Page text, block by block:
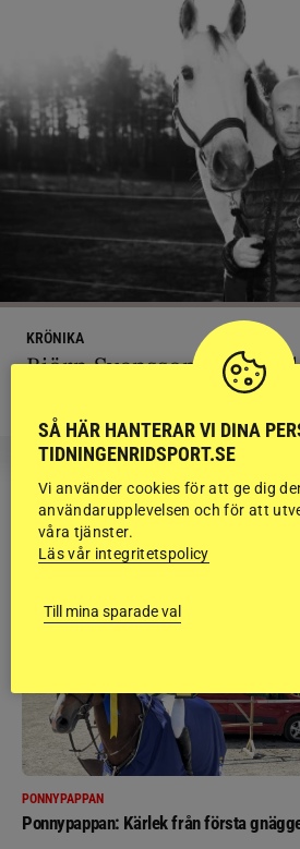
KRÖNIKA
Björn Svensson: ”Finns
grusrutorna på riktigt?”
BLOGGAR
PONNYPAPPAN
Ponnypappan: Kärlek från första
SÅ HÄR HANTERAR VI DINA
TIDNINGENRIDSPORT.SE
Vi använder cookies för att ge dig
användarupplevelsen och för att
våra tjänster.
Läs vår integritetspolicy
Till mina sparade val